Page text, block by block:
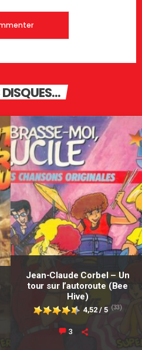
Jean-Claude Corbel – Un
tour sur l’autoroute (Bee
Hive)
4,52 / 5 (33)
3